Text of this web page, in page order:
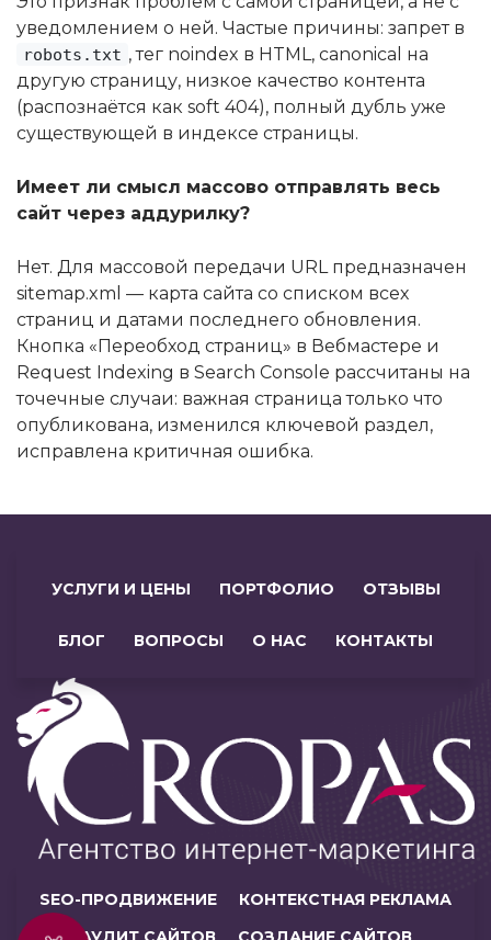
уведомлением о ней. Частые причины: запрет в
robots.txt , тег noindex в HTML, canonical на
другую страницу, низкое качество контента
(распознаётся как soft 404), полный дубль уже
существующей в индексе страницы.
Имеет ли смысл массово отправлять весь
сайт через аддурилку?
Нет. Для массовой передачи URL предназначен
sitemap.xml — карта сайта со списком всех
страниц и датами последнего обновления.
Кнопка «Переобход страниц» в Вебмастере и
Request Indexing в Search Console рассчитаны на
точечные случаи: важная страница только что
опубликована, изменился ключевой раздел,
исправлена критичная ошибка.
УСЛУГИ И ЦЕНЫ ПОРТФОЛИО ОТЗЫВЫ
БЛОГ ВОПРОСЫ О НАС КОНТАКТЫ
SEO-ПРОДВИЖЕНИЕ
КОНТЕКСТНАЯ РЕКЛАМА